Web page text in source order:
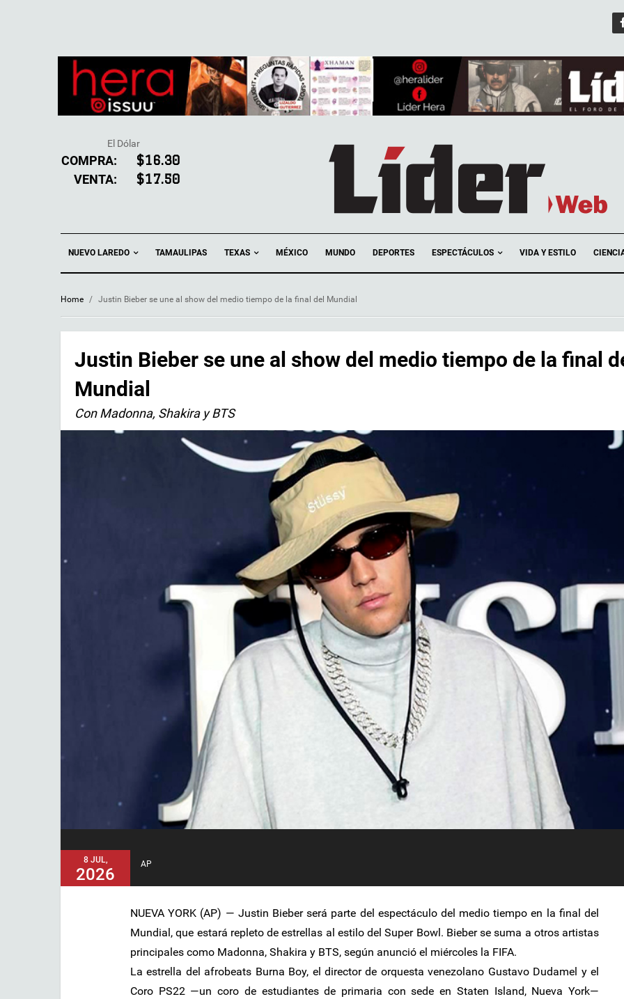
El Dólar
COMPRA: $16.30
VENTA: $17.50
NUEVO LAREDO TAMAULIPAS TEXAS MÉXICO MUNDO DEPORTES ESPECTÁCULOS VIDA Y ESTILO
Home / Justin Bieber se une al show del medio tiempo de la final del Mundial
Justin Bieber se une al show del medio tiempo de la final
Mundial
Con Madonna, Shakira y BTS
8 JUL,
2026
AP
NUEVA YORK (AP) — Justin Bieber será parte del espectáculo del medio tiempo en la final del
Mundial, que estará repleto de estrellas al estilo del Super Bowl. Bieber se suma a otros artistas
principales como Madonna, Shakira y BTS, según anunció el miércoles la FIFA.
La estrella del afrobeats Burna Boy, el director de orquesta venezolano Gustavo Dudamel y el
Coro PS22 —un coro de estudiantes de primaria con sede en Staten Island, Nueva York—